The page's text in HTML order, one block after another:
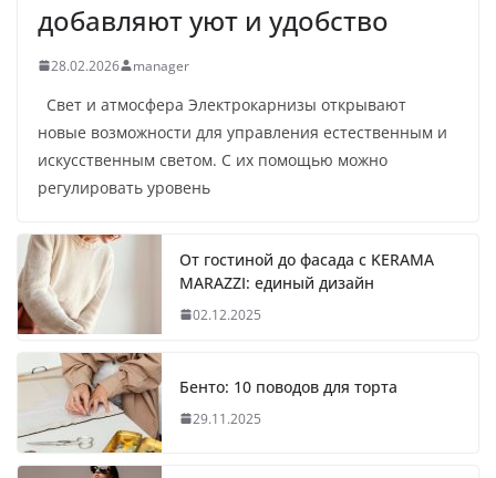
добавляют уют и удобство
28.02.2026 manager
Свет и атмосфера Электрокарнизы открывают
новые возможности для управления естественным и
искусственным светом. С их помощью можно
регулировать уровень
От гостиной до фасада с KERAMA
MARAZZI: единый дизайн
02.12.2025
Бенто: 10 поводов для торта
29.11.2025